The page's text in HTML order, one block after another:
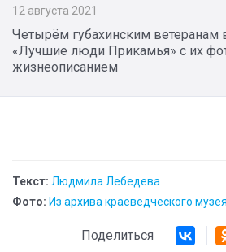
12 августа 2021
Четырём губахинским ветеранам
«Лучшие люди Прикамья» с их
жизнеописанием
Текст: Людмила Лебедева
Фото: Из архива краеведческого музея
Поделиться